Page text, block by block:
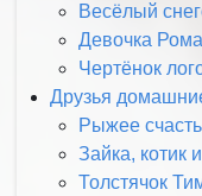
Весёлый
Девочка
Чертёнок
Друзья
Рыжее
Зайка, котик
Толстячок